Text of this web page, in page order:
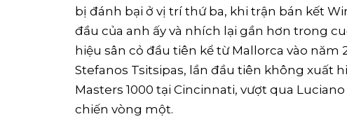
bị đánh bại ở vị trí thứ ba, khi trận bán kết
đầu của anh ấy và nhích lại gần hơn trong
hiệu sân cỏ đầu tiên kể từ Mallorca vào năm
Stefanos Tsitsipas, lần đầu tiên không xuất
Masters 1000 tại Cincinnati, vượt qua
chiến vòng một.